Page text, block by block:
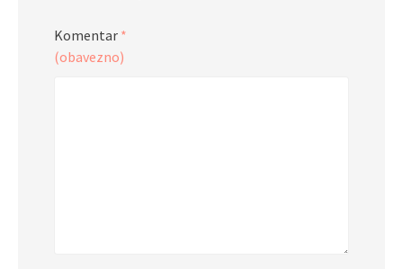
Komentar *
(obavezno)